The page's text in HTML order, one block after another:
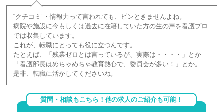
“クチコミ”・情報力って言われても、ピンときませんよね。
病院や施設に今もしくは過去に在籍していた方の生の声を看護プロ
では収集しています。
これが、転職にとっても役に立つんです。
たとえば、「残業ゼロとは言っているが、実際は・・・・」とか
「看護部長はめちゃめちゃ教育熱心で、委員会が多い！」とか。
是非、転職に活かしてくださいね。
質問・相談もこちら！他の求人のご紹介も可能！